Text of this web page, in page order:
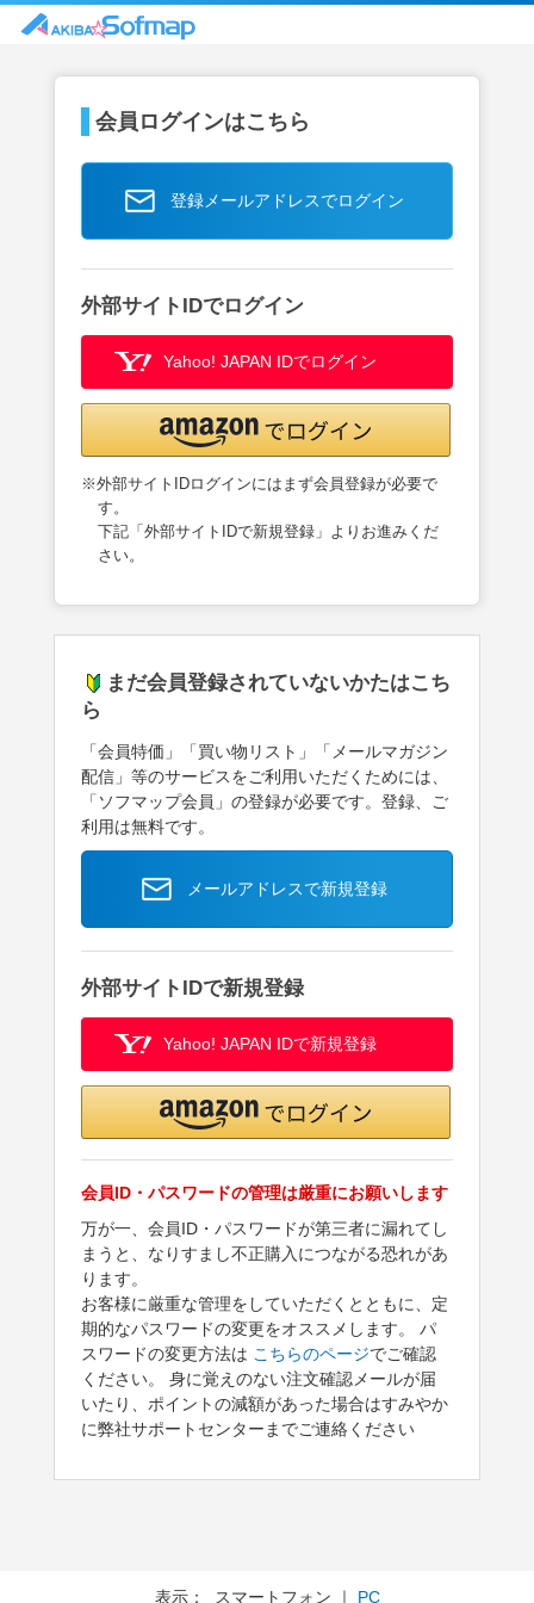
会員ログインはこちら
登録メールアドレスでログイン
外部サイトIDでログイン
Yahoo! JAPAN IDでログイン
※外部サイトIDログインにはまず会員登録が必要で
す。
下記「外部サイトIDで新規登録」よりお進みくだ
さい。
まだ会員登録されていないかたはこち
ら
「会員特価」「買い物リスト」「メールマガジン
配信」等のサービスをご利用いただくためには、
「ソフマップ会員」の登録が必要です。登録、ご
利用は無料です。
メールアドレスで新規登録
外部サイトIDで新規登録
Yahoo! JAPAN IDで新規登録
会員ID・パスワードの管理は厳重にお願いします
万が一、会員ID・パスワードが第三者に漏れてし
まうと、なりすまし不正購入につながる恐れがあ
ります。
お客様に厳重な管理をしていただくとともに、定
期的なパスワードの変更をオススメします。 パ
スワードの変更方法は こちらのページでご確認
ください。 身に覚えのない注文確認メールが届
いたり、ポイントの減額があった場合はすみやか
に弊社サポートセンターまでご連絡ください
表示： スマートフォン ｜ PC